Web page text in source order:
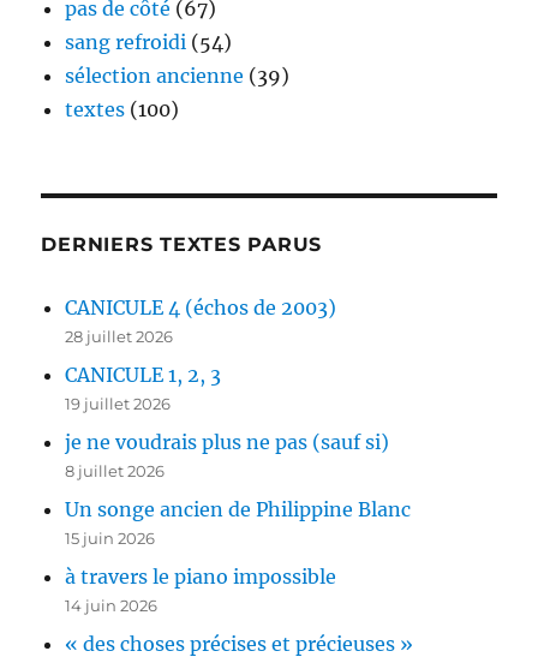
pas de côté (67)
sang refroidi (54)
sélection ancienne (39)
textes (100)
DERNIERS TEXTES PARUS
CANICULE 4 (échos de 2003)
28 juillet 2026
CANICULE 1, 2, 3
19 juillet 2026
je ne voudrais plus ne pas (sauf si)
8 juillet 2026
Un songe ancien de Philippine Blanc
15 juin 2026
à travers le piano impossible
14 juin 2026
« des choses précises et précieuses »